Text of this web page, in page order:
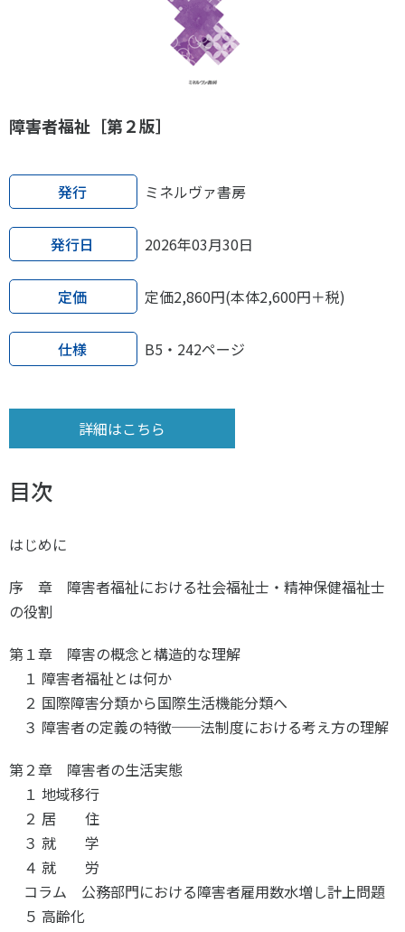
障害者福祉［第２版］
発行 ミネルヴァ書房
発行日 2026年03月30日
定価 定価2,860円(本体2,600円＋税)
仕様 B5・242ページ
詳細はこちら
目次
はじめに
序 章 障害者福祉における社会福祉士・精神保健福祉士
の役割
第１章 障害の概念と構造的な理解
１ 障害者福祉とは何か
２ 国際障害分類から国際生活機能分類へ
３ 障害者の定義の特徴──法制度における考え方の理解
第２章 障害者の生活実態
１ 地域移行
２ 居 住
３ 就 学
４ 就 労
コラム 公務部門における障害者雇用数水増し計上問題
５ 高齢化